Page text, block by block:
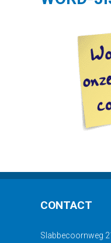
CONTACT
Slabbecoornweg